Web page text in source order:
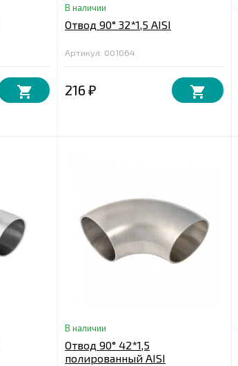
В наличии
Отвод 90° 32*1,5 AISI
Артикул: 001064
216 ₽
В наличии
Отвод 90° 42*1,5
полированный AISI